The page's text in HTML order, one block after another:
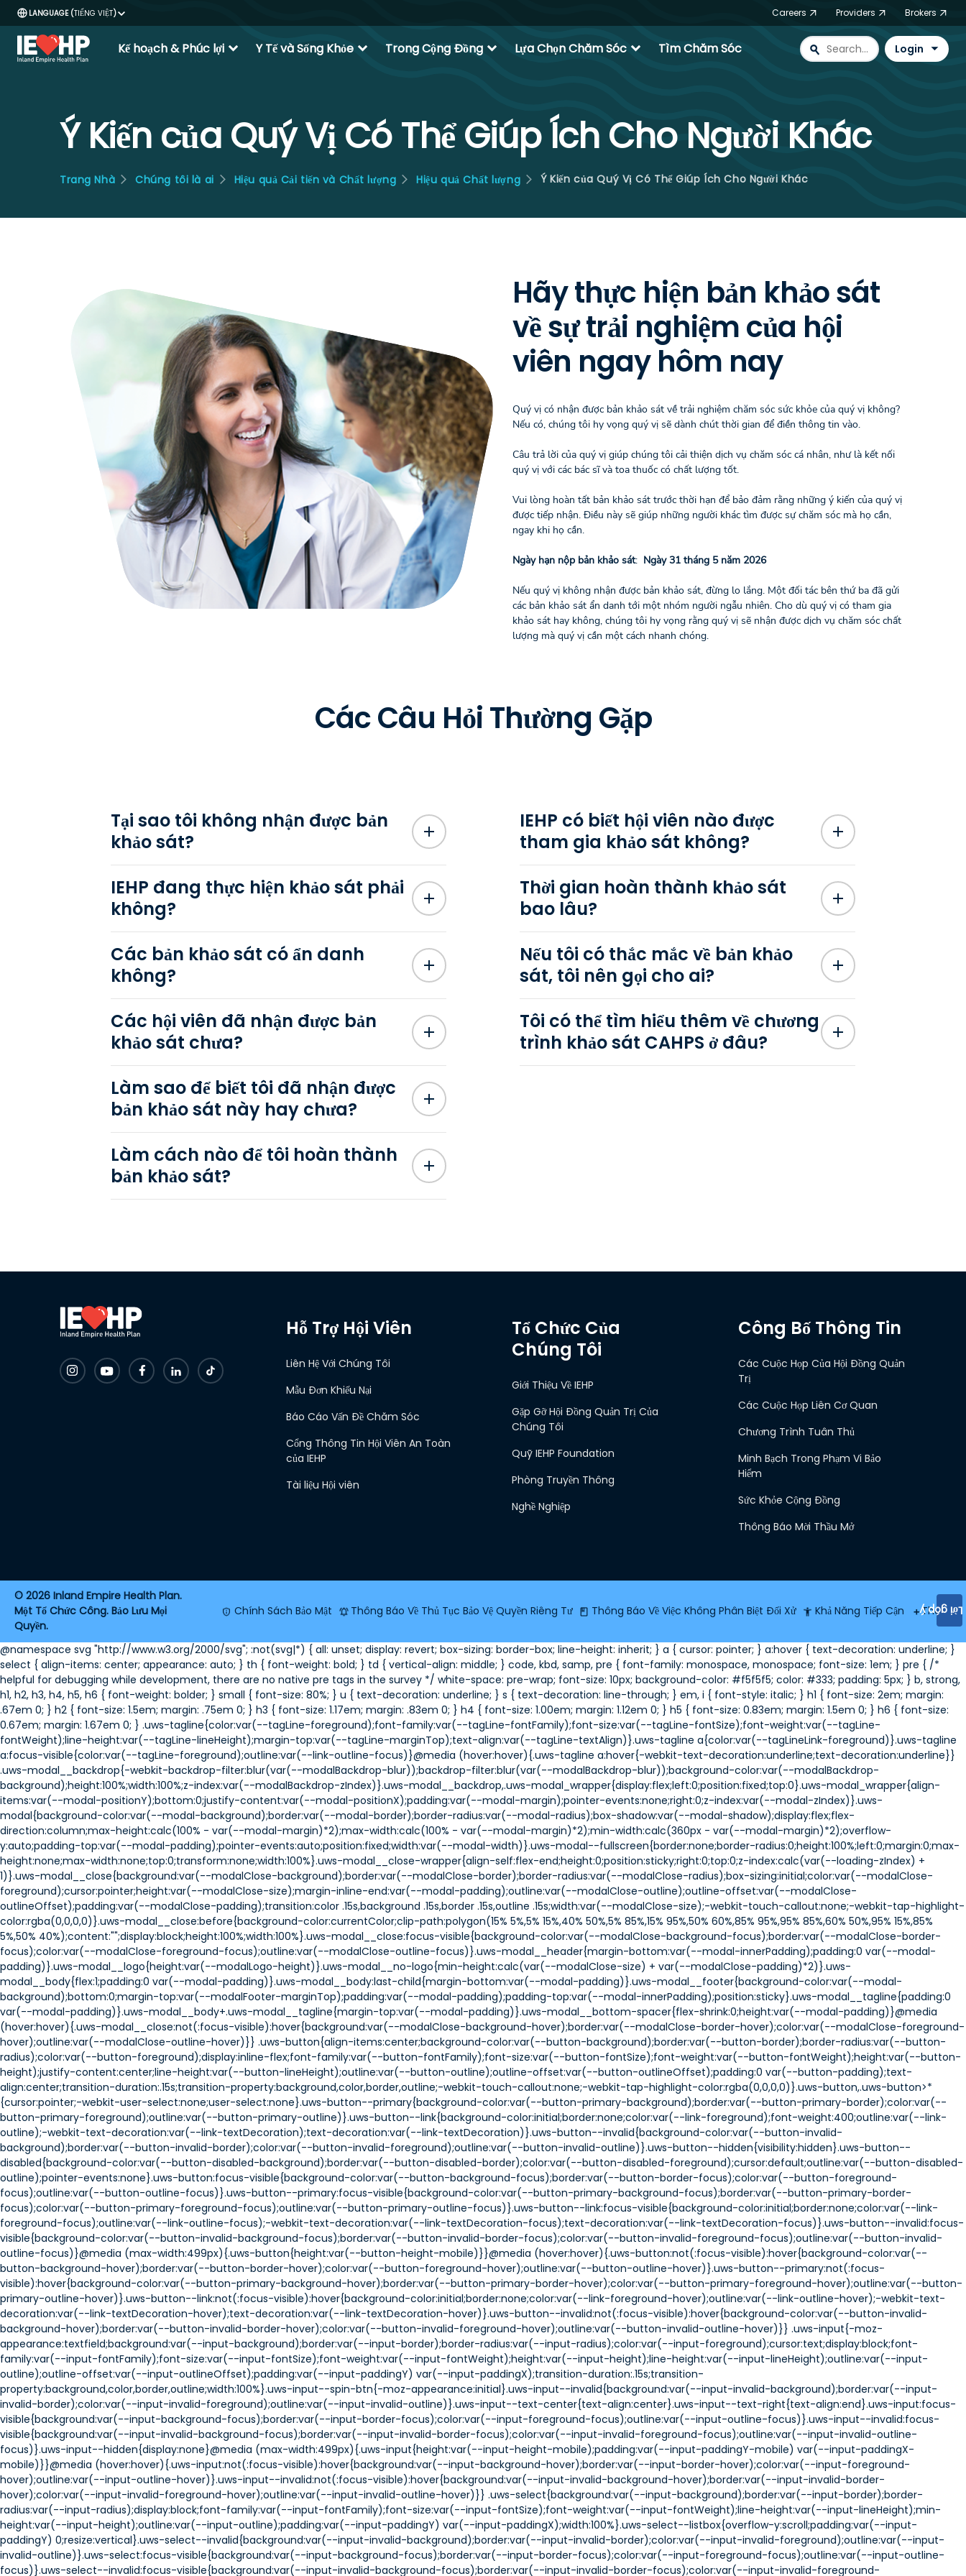
TIẾNG VIỆT Careers Providers Brokers
Kế hoạch & Phúc lợi expand_more Y Tế và Sống Khỏe expand_more Trong Cộng Đồng expand_more Lựa Chọn Chăm Sóc expand_more Tìm Chăm Sóc search Login
Ý Kiến của Quý Vị Có Thể Giúp Ích Cho Người Khác
Trang Nhà Chúng tôi là ai Hiệu quả Cải tiến và Chất lượng Hiệu quả Chất lượng Ý Kiến của Quý Vị Có Thể Giúp Ích Cho Người Khác
Hãy thực hiện bản khảo sát
về sự trải nghiệm của hội
viên ngay hôm nay
Quý vị có nhận được bản khảo sát về trải nghiệm chăm sóc sức khỏe của quý vị không?
Nếu có, chúng tôi hy vọng quý vị sẽ dành chút thời gian để điền thông tin vào.
Câu trả lời của quý vị giúp chúng tôi cải thiện dịch vụ chăm sóc cá nhân, như là kết nối
quý vị với các bác sĩ và toa thuốc có chất lượng tốt.
Vui lòng hoàn tất bản khảo sát trước thời hạn để bảo đảm rằng những ý kiến của quý vị
được tiếp nhận. Điều này sẽ giúp những người khác tìm được sự chăm sóc mà họ cần,
ngay khi họ cần.
Ngày hạn nộp bản khảo sát: Ngày 31 tháng 5 năm 2026
Nếu quý vị không nhận được bản khảo sát, đừng lo lắng. Một đối tác bên thứ ba đã gửi
các bản khảo sát ẩn danh tới một nhóm người ngẫu nhiên. Cho dù quý vị có tham gia
khảo sát hay không, chúng tôi hy vọng rằng quý vị sẽ nhận được dịch vụ chăm sóc chất
lượng mà quý vị cần một cách nhanh chóng.
Các Câu Hỏi Thường Gặp
Tại sao tôi không nhận được bản
khảo sát?
IEHP đang thực hiện khảo sát phải
không?
Các bản khảo sát có ẩn danh
không?
Các hội viên đã nhận được bản
khảo sát chưa?
Làm sao để biết tôi đã nhận được
bản khảo sát này hay chưa?
Làm cách nào để tôi hoàn thành
bản khảo sát?
IEHP có biết hội viên nào được
tham gia khảo sát không?
Thời gian hoàn thành khảo sát
bao lâu?
Nếu tôi có thắc mắc về bản khảo
sát, tôi nên gọi cho ai?
Tôi có thể tìm hiểu thêm về chương
trình khảo sát CAHPS ở đâu?
Hỗ Trợ Hội Viên
Liên Hệ Với Chúng Tôi
Mẫu Đơn Khiếu Nại
Báo Cáo Vấn Đề Chăm Sóc
Cổng Thông Tin Hội Viên An Toàn
của IEHP
Tài liệu Hội viên
Tổ Chức Của
Chúng Tôi
Giới Thiệu Về IEHP
Gặp Gỡ Hội Đồng Quản Trị Của
Chúng Tôi
Quỹ IEHP Foundation
Phòng Truyền Thông
Nghề Nghiệp
Công Bố Thông Tin
Các Cuộc Họp Của Hội Đồng Quản
Trị
Các Cuộc Họp Liên Cơ Quan
Chương Trình Tuân Thủ
Minh Bạch Trong Phạm Vi Bảo
Hiểm
Sức Khỏe Cộng Đồng
Thông Báo Mời Thầu Mở
2026 Inland Empire Health Plan.
Một Tổ Chức Công. Bảo Lưu Mọi
Quyền.
Chính Sách Bảo Mật Thông Báo Về Thủ Tục Bảo Vệ Quyền Riêng Tư Thông Báo Về Việc Không Phân Biệt Đối Xử Khả Năng Tiếp Cận Thêm